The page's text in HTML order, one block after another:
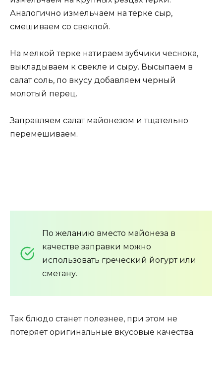
Аналогично измельчаем на терке сыр,
смешиваем со свеклой.
На мелкой терке натираем зубчики чеснока,
выкладываем к свекле и сыру. Высыпаем в
салат соль, по вкусу добавляем черный
молотый перец.
Заправляем салат майонезом и тщательно
перемешиваем.
По желанию вместо майонеза в
качестве заправки можно
использовать греческий йогурт или
сметану.
Так блюдо станет полезнее, при этом не
потеряет оригинальные вкусовые качества.